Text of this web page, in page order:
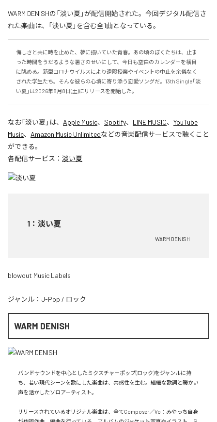
WARM DENISHの「淡い夏」が配信開始された。今回デジタル配信さ
れた楽曲は、「淡い夏」を含む全1曲となっている。
悔しさと共に時を止めた、夢に描いていた青春。あの頃のぼくたちは、止ま
った時間をうだるような暑さのせいにして、今日も空白のカレンダーを横目
に眺める。新型コロナウイルスにより遠隔授業やイベントの中止を余儀なく
された学生たち。そんな彼らの心境に寄り添う恋愛ソングだ。13th Single「淡
い夏」は2026年8月8日(土)にリリースを開始した。
なお「淡い夏 」は、 Apple Music、 Spotify、 LINE MUSIC、 YouTube
Music、 Amazon Music Unlimitedなどの音楽配信サービスで聴くこと
ができる。
各配信サービス： 淡い夏
1 ： 淡い夏
WARM DENISH
blowout Music Labels
ジャンル： J-Pop / ロック
WARM DENISH
バンドサウンドを中心としたミクスチャーポップ(ロック)をジャンルに持
ち、若い現代シーンを歌にした楽曲は、共感性を生む。繊細な歌詞と暖かい
声を活かしたソロアーティスト。
リリースされているオリジナル楽曲は、全てComposer／Vo：みやっち自身